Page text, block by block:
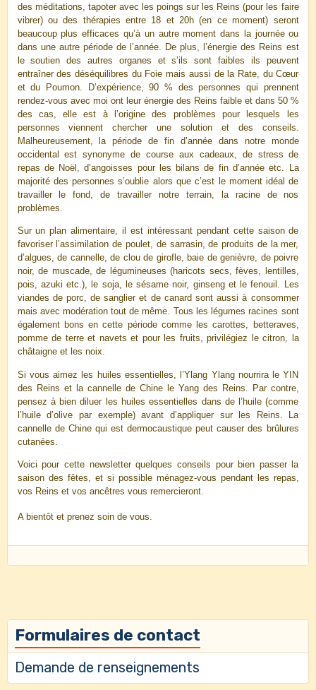
des méditations, tapoter avec les poings sur les Reins (pour les faire
vibrer) ou des thérapies entre 18 et 20h (en ce moment) seront
beaucoup plus efficaces qu’à un autre moment dans la journée ou
dans une autre période de l’année. De plus, l’énergie des Reins est
le soutien des autres organes et s’ils sont faibles ils peuvent
entraîner des déséquilibres du Foie mais aussi de la Rate, du Cœur
et du Poumon. D’expérience, 90 % des personnes qui prennent
rendez-vous avec moi ont leur énergie des Reins faible et dans 50 %
des cas, elle est à l’origine des problèmes pour lesquels les
personnes viennent chercher une solution et des conseils.
Malheureusement, la période de fin d’année dans notre monde
occidental est synonyme de course aux cadeaux, de stress de
repas de Noël, d’angoisses pour les bilans de fin d’année etc. La
majorité des personnes s’oublie alors que c’est le moment idéal de
travailler le fond, de travailler notre terrain, la racine de nos
problèmes.
Sur un plan alimentaire, il est intéressant pendant cette saison de
favoriser l’assimilation de poulet, de sarrasin, de produits de la mer,
d’algues, de cannelle, de clou de girofle, baie de genièvre, de poivre
noir, de muscade, de légumineuses (haricots secs, fèves, lentilles,
pois, azuki etc.), le soja, le sésame noir, ginseng et le fenouil. Les
viandes de porc, de sanglier et de canard sont aussi à consommer
mais avec modération tout de même. Tous les légumes racines sont
également bons en cette période comme les carottes, betteraves,
pomme de terre et navets et pour les fruits, privilégiez le citron, la
châtaigne et les noix.
Si vous aimez les huiles essentielles, l’Ylang Ylang nourrira le YIN
des Reins et la cannelle de Chine le Yang des Reins. Par contre,
pensez à bien diluer les huiles essentielles dans de l’huile (comme
l’huile d’olive par exemple) avant d’appliquer sur les Reins. La
cannelle de Chine qui est dermocaustique peut causer des brûlures
cutanées.
Voici pour cette newsletter quelques conseils pour bien passer la
saison des fêtes, et si possible ménagez-vous pendant les repas,
vos Reins et vos ancêtres vous remercieront.
A bientôt et prenez soin de vous.
Formulaires de contact
Demande de renseignements